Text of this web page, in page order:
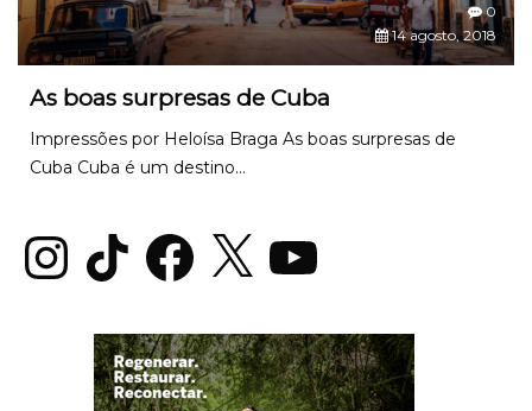
0
14 agosto, 2018
As boas surpresas de Cuba
Impressões por Heloísa Braga As boas surpresas de
Cuba Cuba é um destino...
InstagramTikTok Facebook
X YouTube